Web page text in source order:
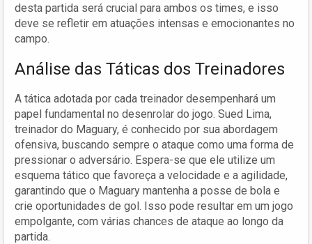
desta partida será crucial para ambos os times, e isso
deve se refletir em atuações intensas e emocionantes no
campo.
Análise das Táticas dos Treinadores
A tática adotada por cada treinador desempenhará um
papel fundamental no desenrolar do jogo. Sued Lima,
treinador do Maguary, é conhecido por sua abordagem
ofensiva, buscando sempre o ataque como uma forma de
pressionar o adversário. Espera-se que ele utilize um
esquema tático que favoreça a velocidade e a agilidade,
garantindo que o Maguary mantenha a posse de bola e
crie oportunidades de gol. Isso pode resultar em um jogo
empolgante, com várias chances de ataque ao longo da
partida.